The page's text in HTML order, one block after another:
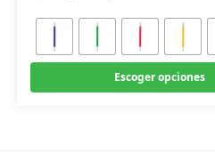
Escoger opciones